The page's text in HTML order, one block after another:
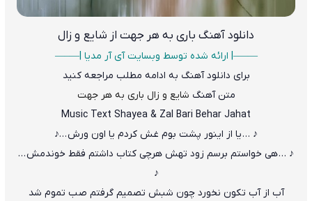
دانلود آهنگ باری به هر جهت از شایع و زال
——–| ارائه شده توسط وبسایت آی آر مدیا |—–—
برای دانلود آهنگ به ادامه مطلب مراجعه کنید
متن آهنگ شایع و زال باری به هر جهت
Music Text Shayea & Zal Bari Behar Jahat
♪ … یا از اینور پشت بوم غش کردم یا اون ورش …♪
♪ … هی خواستم برسم زود تهش هرچی کتاب داشتم فقط خوندمش …
♪
آب از آب تکون نخورد چون شبش تصمیم گرفتم صب تموم شد